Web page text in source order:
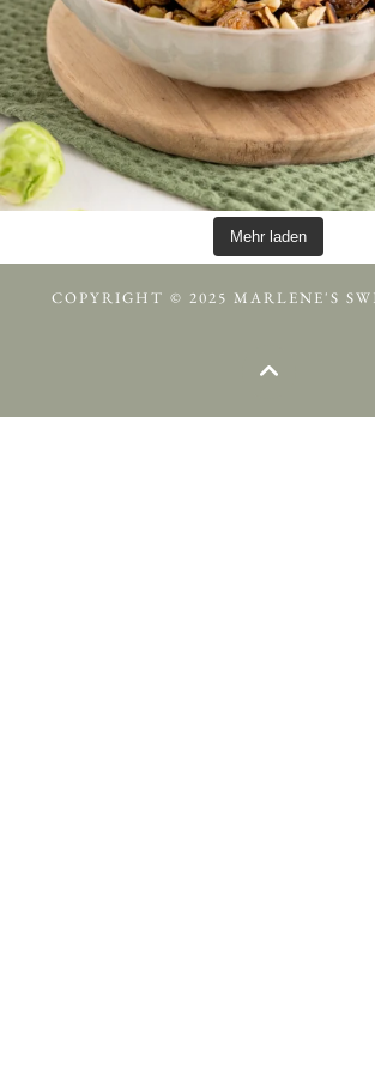
Mehr laden
COPYRIGHT © 2025 MARLENE'S